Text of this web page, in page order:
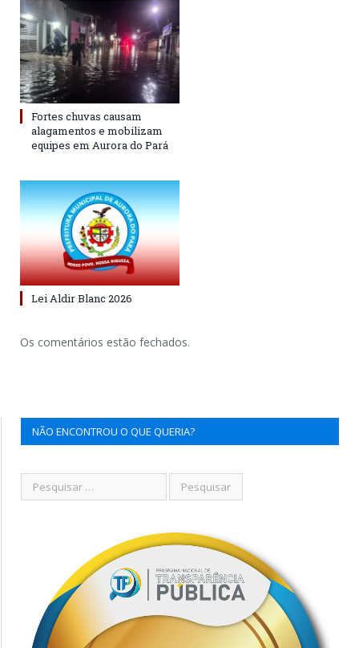
Fortes chuvas causam
alagamentos e mobilizam
equipes em Aurora do Pará
Lei Aldir Blanc 2026
Os comentários estão fechados.
NÃO ENCONTROU O QUE QUERIA?